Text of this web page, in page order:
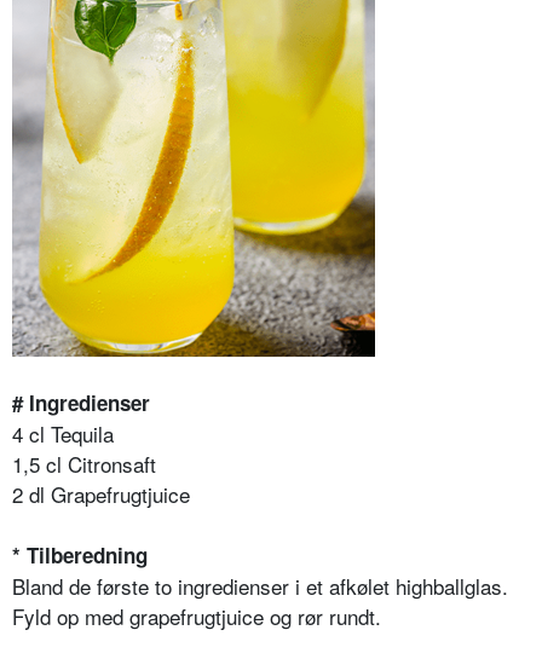
# Ingredienser
4 cl Tequila
1,5 cl Citronsaft
2 dl Grapefrugtjuice
* Tilberedning
Bland de første to ingredienser i et afkølet highballglas.
Fyld op med grapefrugtjuice og rør rundt.